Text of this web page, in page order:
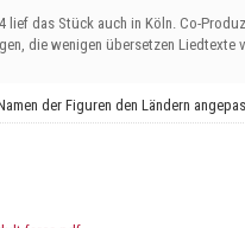
lief das Stück auch in Köln. Co-
die wenigen übersetzen Liedtexte
der Figuren den Ländern